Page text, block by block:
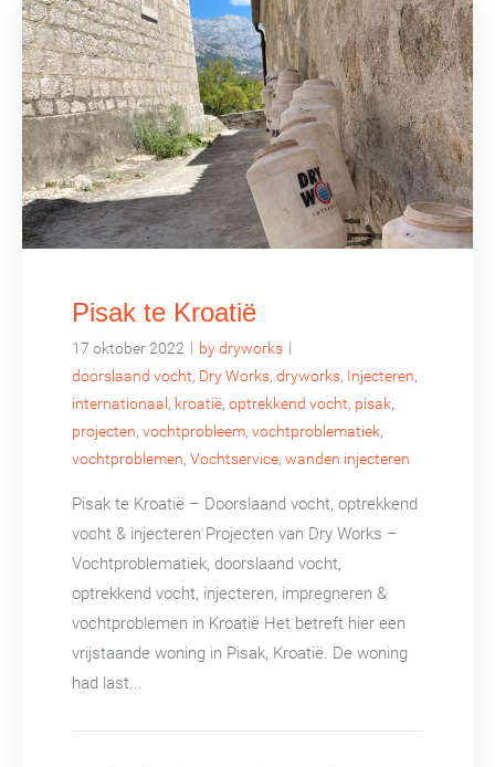
Pisak te Kroatië
17 oktober 2022 | by dryworks |
doorslaand vocht, Dry Works, dryworks, Injecteren,
internationaal, kroatië, optrekkend vocht, pisak,
projecten, vochtprobleem, vochtproblematiek,
vochtproblemen, Vochtservice, wanden injecteren
Pisak te Kroatië – Doorslaand vocht, optrekkend
vocht & injecteren Projecten van Dry Works –
Vochtproblematiek, doorslaand vocht,
optrekkend vocht, injecteren, impregneren &
vochtproblemen in Kroatië Het betreft hier een
vrijstaande woning in Pisak, Kroatië. De woning
had last...